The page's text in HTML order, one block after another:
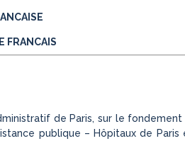
FRANCAIS
de Paris, sur le fondement
publique – Hôpitaux de Paris